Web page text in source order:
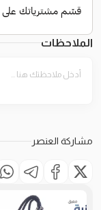
الملاحظات
مشاركة العنصر